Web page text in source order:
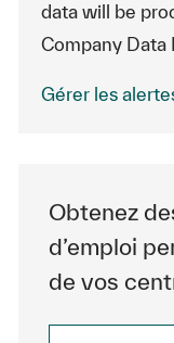
data will be
Company Data
Gérer les
Obtenez
d’emploi
de vos